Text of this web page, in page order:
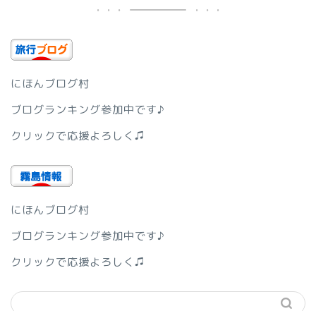
にほんブログ村
ブログランキング参加中です♪
クリックで応援よろしく♫
にほんブログ村
ブログランキング参加中です♪
クリックで応援よろしく♫